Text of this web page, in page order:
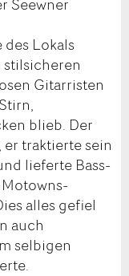
Lokals
Gitarristen
blieb. Der
traktierte sein
lieferte Bass-
alles gefiel
auch
selbigen